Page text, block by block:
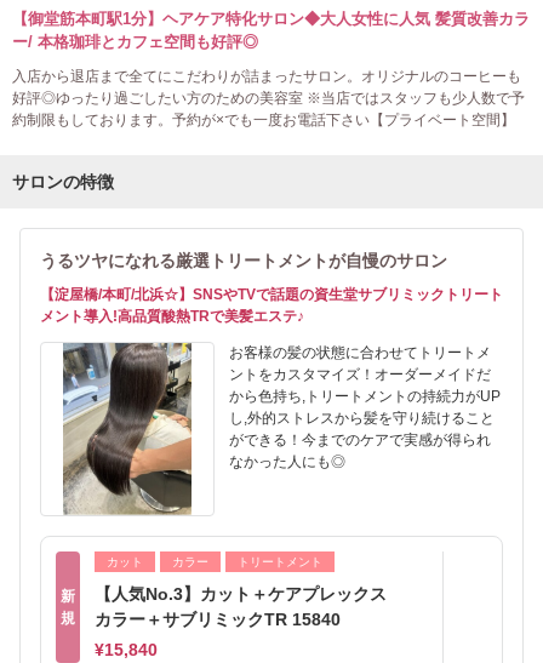
【御堂筋本町駅1分】ヘアケア特化サロン◆大人女性に人気 髪質改善カラ
ー/ 本格珈琲とカフェ空間も好評◎
入店から退店まで全てにこだわりが詰まったサロン。オリジナルのコーヒーも
好評◎ゆったり過ごしたい方のための美容室 ※当店ではスタッフも少人数で予
約制限もしております。予約が×でも一度お電話下さい【プライベート空間】
サロンの特徴
うるツヤになれる厳選トリートメントが自慢のサロン
【淀屋橋/本町/北浜☆】SNSやTVで話題の資生堂サブリミックトリート
メント導入!高品質酸熱TRで美髪エステ♪
お客様の髪の状態に合わせてトリートメ
ントをカスタマイズ！オーダーメイドだ
から色持ち,トリートメントの持続力がUP
し,外的ストレスから髪を守り続けること
ができる！今までのケアで実感が得られ
なかった人にも◎
新
規
カット カラー トリートメント
【人気No.3】カット＋ケアプレックス
カラー＋サブリミックTR 15840
¥15,840